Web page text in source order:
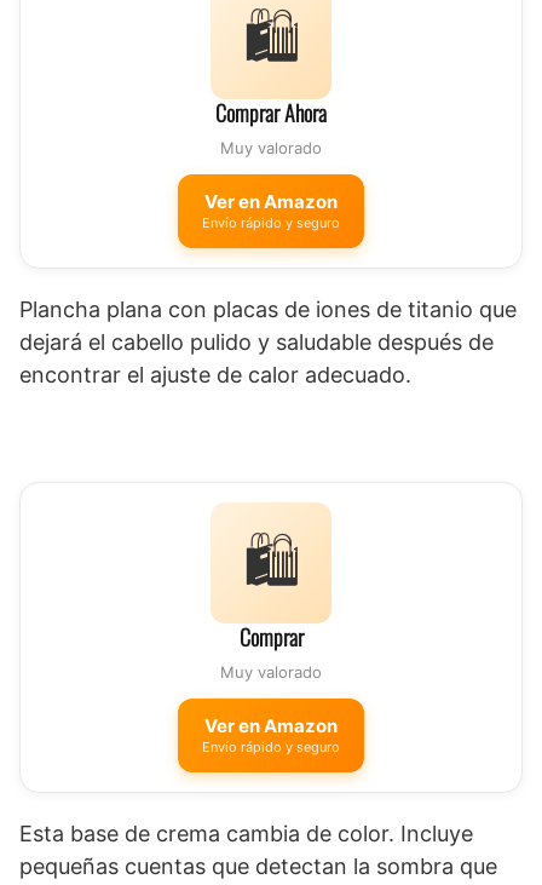
🛍️
Comprar Ahora
Muy valorado
Ver en Amazon
Envío rápido y seguro
Plancha plana con placas de iones de titanio que
dejará el cabello pulido y saludable después de
encontrar el ajuste de calor adecuado.
🛍️
Comprar
Muy valorado
Ver en Amazon
Envío rápido y seguro
Esta base de crema cambia de color. Incluye
pequeñas cuentas que detectan la sombra que